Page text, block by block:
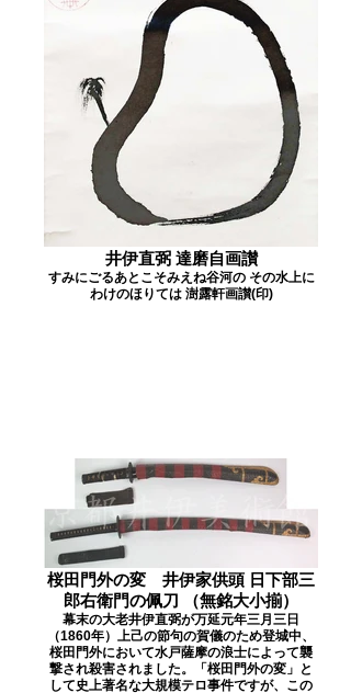
井伊直弼 達磨自画讃
すみにごるあとこそみえね谷河の その水上に
わけのほりては 澍露軒画讃(印)
桜田門外の変 井伊家供頭 日下部三
郎右衛門の佩刀 （無銘大小揃）
幕末の大老井伊直弼が万延元年三月三日
（1860年）上己の節句の賀儀のため登城中、
桜田門外において水戸薩摩の浪士によって襲
撃され殺害されました。「桜田門外の変」と
して史上著名な大規模テロ事件ですが、この